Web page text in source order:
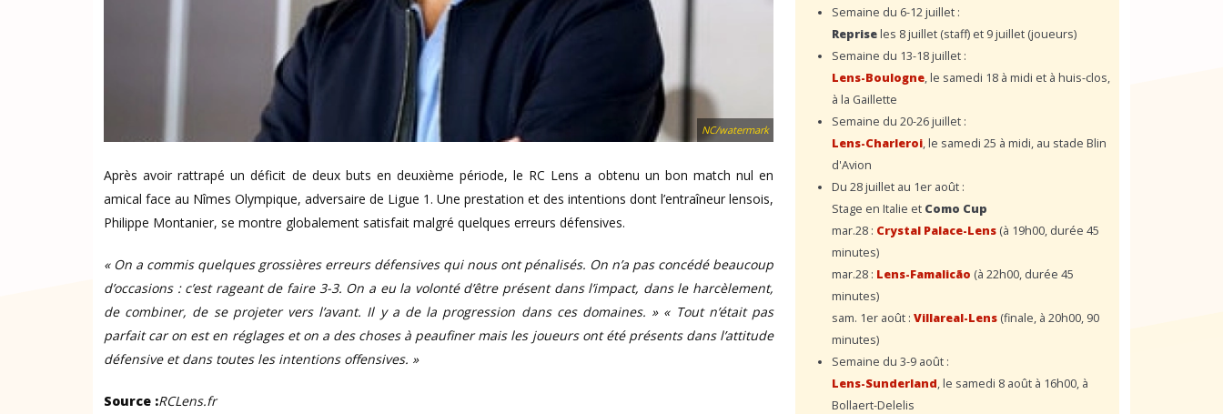
NC/watermark
Après avoir rattrapé un déficit de deux buts en deuxième période, le RC Lens a obtenu un bon match nul en
amical face au Nîmes Olympique, adversaire de Ligue 1. Une prestation et des intentions dont l’entraîneur lensois,
Philippe Montanier, se montre globalement satisfait malgré quelques erreurs défensives.
« On a commis quelques grossières erreurs défensives qui nous ont pénalisés. On n’a pas concédé beaucoup
d’occasions : c’est rageant de faire 3-3. On a eu la volonté d’être présent dans l’impact, dans le harcèlement,
de combiner, de se projeter vers l’avant. Il y a de la progression dans ces domaines. » « Tout n’était pas
parfait car on est en réglages et on a des choses à peaufiner mais les joueurs ont été présents dans l’attitude
défensive et dans toutes les intentions offensives. »
Source :RCLens.fr
Semaine du 6-12 juillet :
Repriseles 8 juillet (staff) et 9 juillet (joueurs)
Semaine du 13-18 juillet :
Lens-Boulogne, le samedi 18 à midi et à huis-clos,
à la Gaillette
Semaine du 20-26 juillet :
Lens-Charleroi, le samedi 25 à midi, au stade Blin
d'Avion
Du 28 juillet au 1er août :
Stage en Italie et Como Cup
mar.28 : Crystal Palace-Lens (à 19h00, durée 45
minutes)
mar.28 : Lens-Famalicão (à 22h00, durée 45
minutes)
sam. 1er août : Villareal-Lens (finale, à 20h00, 90
minutes)
Semaine du 3-9 août :
Lens-Sunderland, le samedi 8 août à 16h00, à
Bollaert-Delelis